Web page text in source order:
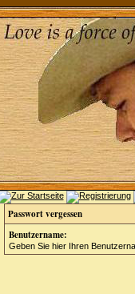
Passwort vergessen
Benutzername:
Geben Sie hier Ihren